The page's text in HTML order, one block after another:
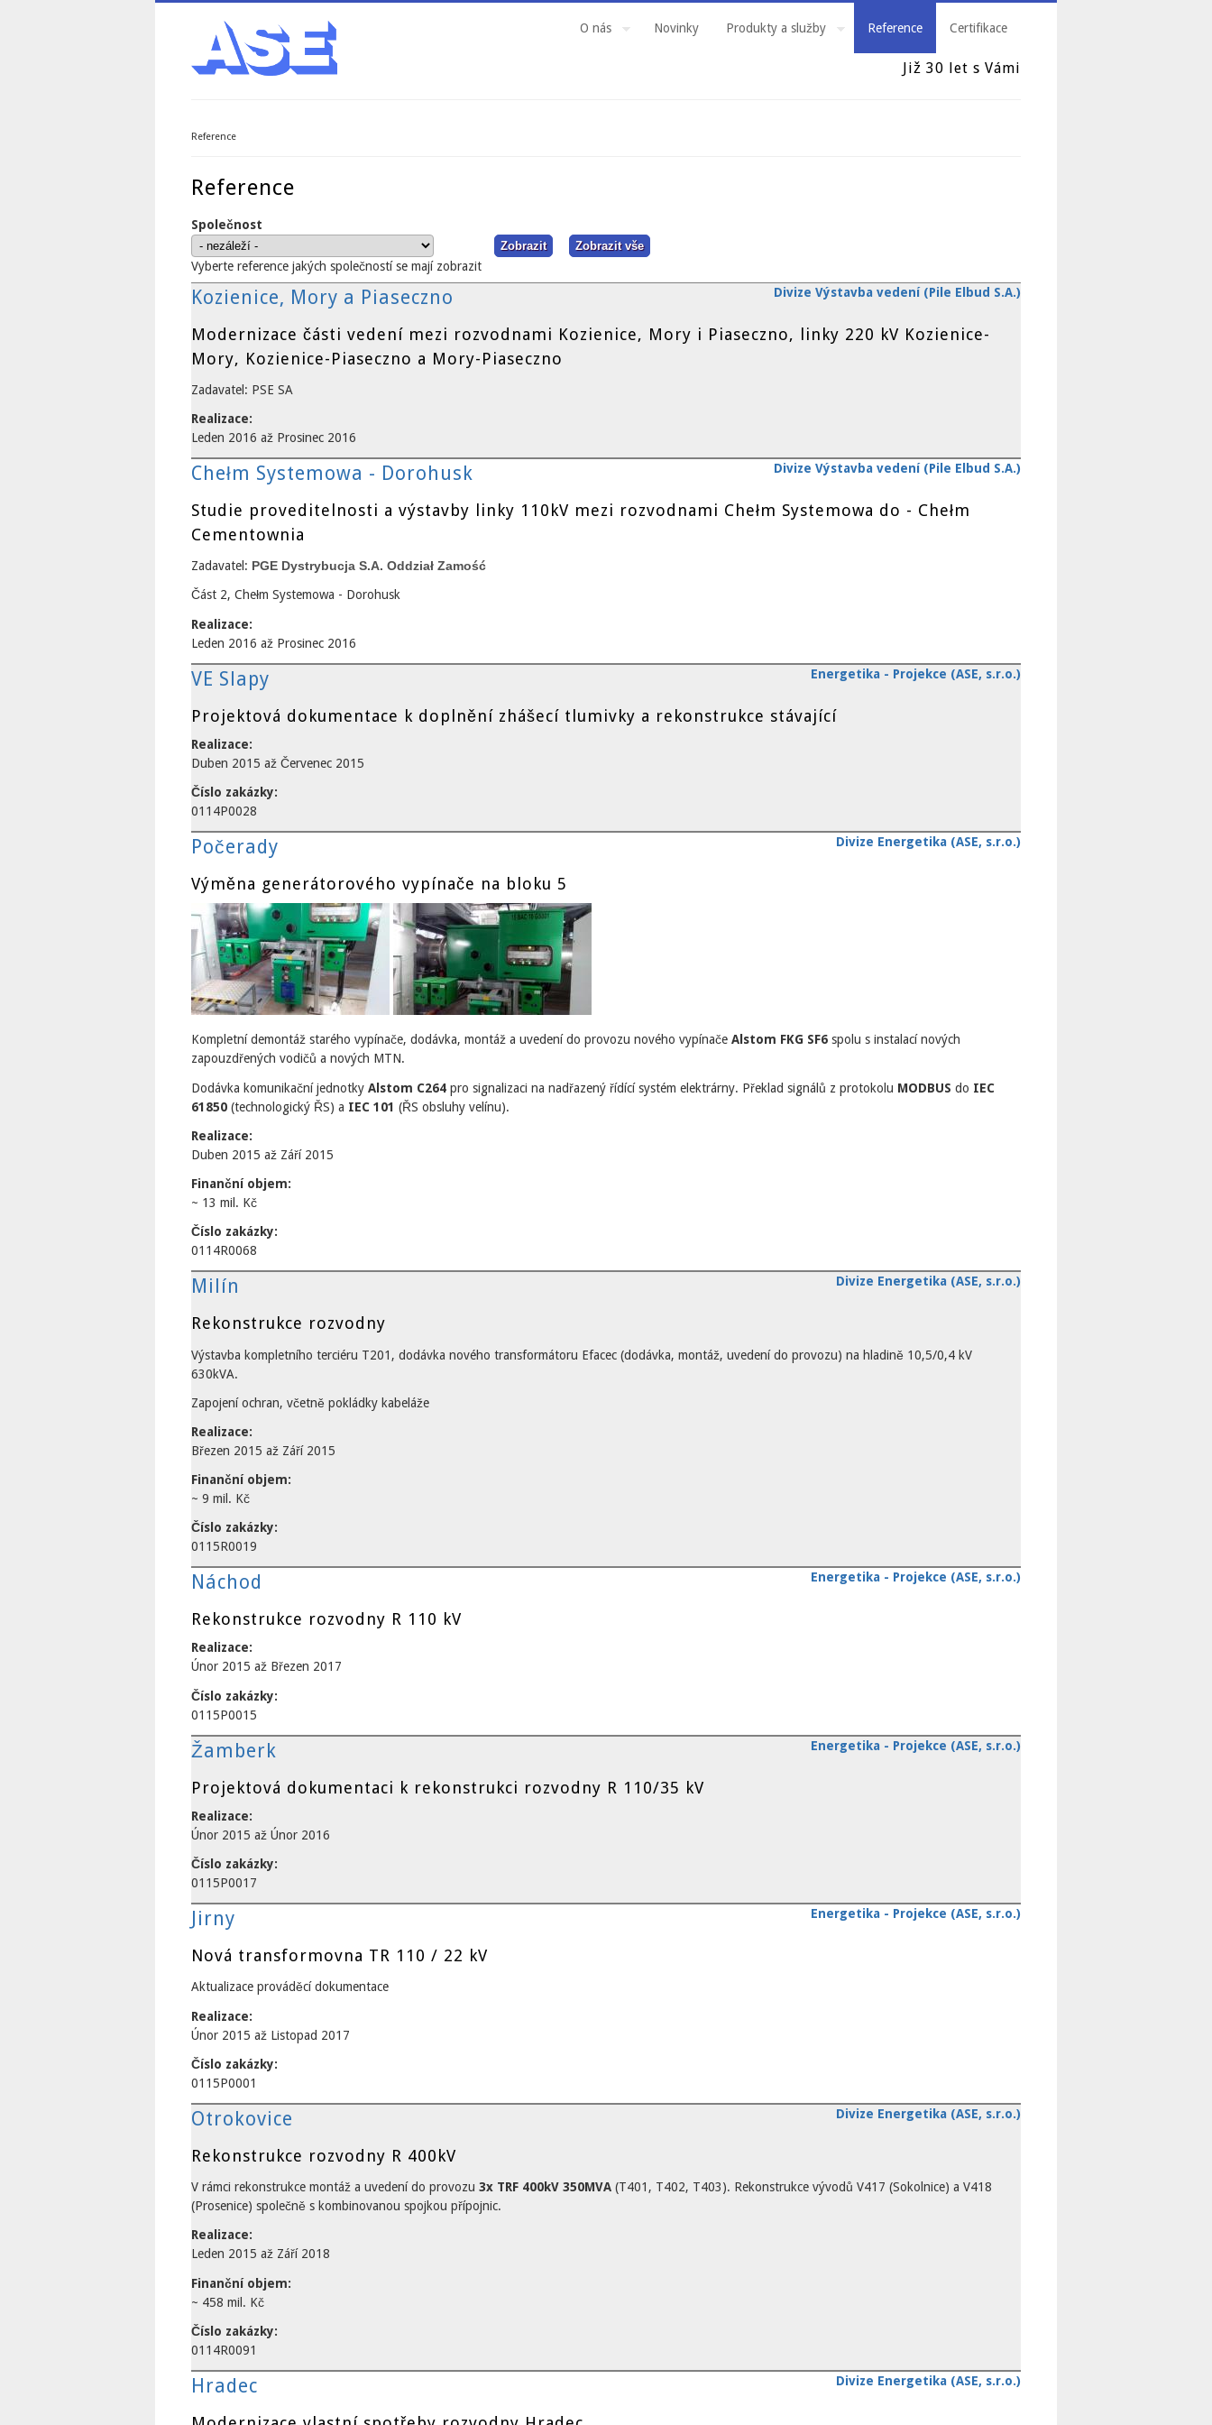
Již 30 let s Vámi
O nás Novinky Produkty a služby Reference Certifikace
Reference
Reference
Společnost
Vyberte reference jakých společností se mají zobrazit
Kozienice, Mory a Piaseczno Divize Výstavba vedení (Pile Elbud S.A.)
Modernizace části vedení mezi rozvodnami Kozienice, Mory i Piaseczno, linky 220 kV Kozienice-
Mory, Kozienice-Piaseczno a Mory-Piaseczno
Zadavatel: PSE SA
Realizace:
Leden 2016 až Prosinec 2016
Chełm Systemowa - Dorohusk Divize Výstavba vedení (Pile Elbud S.A.)
Studie proveditelnosti a výstavby linky 110kV mezi rozvodnami Chełm Systemowa do - Chełm
Cementownia
Zadavatel: PGE Dystrybucja S.A. Oddział Zamość
Část 2, Chełm Systemowa - Dorohusk
Realizace:
Leden 2016 až Prosinec 2016
VE Slapy Energetika - Projekce (ASE, s.r.o.)
Projektová dokumentace k doplnění zhášecí tlumivky a rekonstrukce stávající
Realizace:
Duben 2015 až Červenec 2015
Číslo zakázky:
0114P0028
Počerady Divize Energetika (ASE, s.r.o.)
Výměna generátorového vypínače na bloku 5
Kompletní demontáž starého vypínače, dodávka, montáž a uvedení do provozu nového vypínače Alstom FKG SF6 spolu s instalací nových
zapouzdřených vodičů a nových MTN.
Dodávka komunikační jednotky Alstom C264 pro signalizaci na nadřazený řídící systém elektrárny. Překlad signálů z protokolu MODBUS do IEC
61850 (technologický ŘS) a IEC 101 (ŘS obsluhy velínu).
Realizace:
Duben 2015 až Září 2015
Finanční objem:
~ 13 mil. Kč
Číslo zakázky:
0114R0068
Milín Divize Energetika (ASE, s.r.o.)
Rekonstrukce rozvodny
Výstavba kompletního terciéru T201, dodávka nového transformátoru Efacec (dodávka, montáž, uvedení do provozu) na hladině 10,5/0,4 kV
630kVA.
Zapojení ochran, včetně pokládky kabeláže
Realizace:
Březen 2015 až Září 2015
Finanční objem:
~ 9 mil. Kč
Číslo zakázky:
0115R0019
Náchod Energetika - Projekce (ASE, s.r.o.)
Rekonstrukce rozvodny R 110 kV
Realizace:
Únor 2015 až Březen 2017
Číslo zakázky:
0115P0015
Žamberk Energetika - Projekce (ASE, s.r.o.)
Projektová dokumentaci k rekonstrukci rozvodny R 110/35 kV
Realizace:
Únor 2015 až Únor 2016
Číslo zakázky:
0115P0017
Jirny Energetika - Projekce (ASE, s.r.o.)
Nová transformovna TR 110 / 22 kV
Aktualizace prováděcí dokumentace
Realizace:
Únor 2015 až Listopad 2017
Číslo zakázky:
0115P0001
Otrokovice Divize Energetika (ASE, s.r.o.)
Rekonstrukce rozvodny R 400kV
V rámci rekonstrukce montáž a uvedení do provozu 3x TRF 400kV 350MVA (T401, T402, T403). Rekonstrukce vývodů V417 (Sokolnice) a V418
(Prosenice) společně s kombinovanou spojkou přípojnic.
Realizace:
Leden 2015 až Září 2018
Finanční objem:
~ 458 mil. Kč
Číslo zakázky:
0114R0091
Hradec Divize Energetika (ASE, s.r.o.)